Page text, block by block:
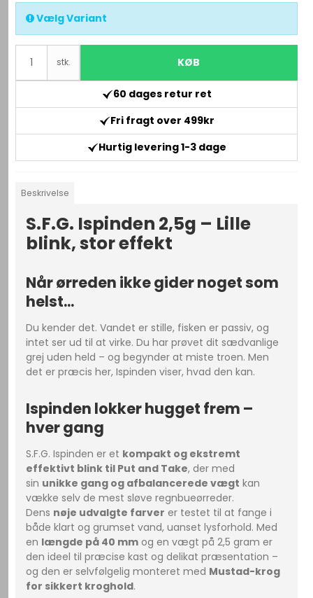
Vælg Variant
stk. KØB
60 dages retur ret
Fri fragt over 499kr
Hurtig levering 1-3 dage
Beskrivelse
S.F.G. Ispinden 2,5g – Lille
blink, stor effekt
Når ørreden ikke gider noget som
helst...
Du kender det. Vandet er stille, fisken er passiv, og
intet ser ud til at virke. Du har prøvet dit sædvanlige
grej uden held – og begynder at miste troen. Men
det er præcis her, Ispinden viser, hvad den kan.
Ispinden lokker hugget frem –
hver gang
S.F.G. Ispinden er et kompakt og ekstremt
effektivt blink til Put and Take, der med
sin unikke gang og afbalancerede vægt kan
vække selv de mest sløve regnbueørreder.
Dens nøje udvalgte farver er testet til at fange i
både klart og grumset vand, uanset lysforhold. Med
en længde på 40 mm og en vægt på 2,5 gram er
den ideel til præcise kast og delikat præsentation –
og den er selvfølgelig monteret med Mustad-krog
for sikkert kroghold.